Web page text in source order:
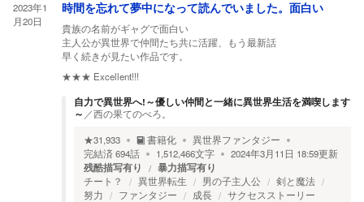
2023年1
月20日
時間を忘れて夢中になって読んでいました。面白い
貴族の名前がギャグで面白い
主人公が異世界で仲間たち共に活躍、もう最新話
早く続きが見たい作品です。
★★★ Excellent!!!
自力で異世界へ!～優しい仲間と一緒に異世界生活を満喫します
～ ／西の果てのぺろ。
★31,933 書籍化
異世界ファンタジー
完結済694話 1,512,466文字 2024年3月11日 18:59更新
残酷描写有り 暴力描写有り
チート？ 異世界転生 男の子主人公
剣と魔法
努力
ファンタジー 成長 サクセスストーリー